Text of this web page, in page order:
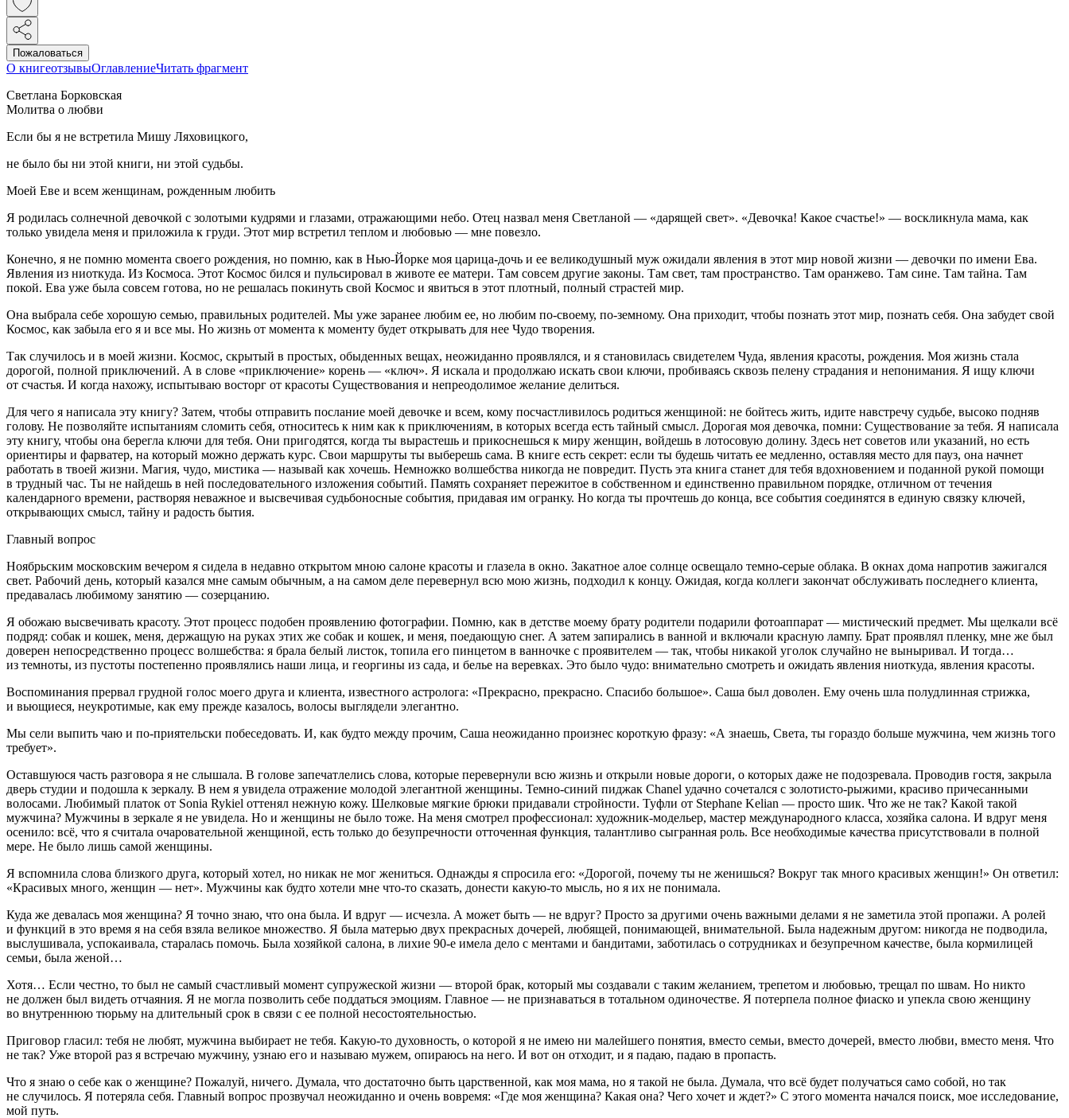
Пожаловаться
О книгеотзывыОглавлениеЧитать фрагмент
Светлана Борковская
Молитва о любви
Если бы я не встретила Мишу Ляховицкого,
не было бы ни этой книги, ни этой судьбы.
Моей Еве и всем женщинам, рожденным любить
Я родилась солнечной девочкой с золотыми кудрями и глазами, отражающими небо. Отец назвал меня Светланой — «дарящей свет». «Девочка! Какое счастье!» — воскликнула мама, как
только увидела меня и приложила к груди. Этот мир встретил теплом и любовью — мне повезло.
Конечно, я не помню момента своего рождения, но помню, как в Нью-Йорке моя царица-дочь и ее великодушный муж ожидали явления в этот мир новой жизни — девочки по имени Ева.
Явления из ниоткуда. Из Космоса. Этот Космос бился и пульсировал в животе ее матери. Там совсем другие законы. Там свет, там пространство. Там оранжево. Там сине. Там тайна. Там
покой. Ева уже была совсем готова, но не решалась покинуть свой Космос и явиться в этот плотный, полный страстей мир.
Она выбрала себе хорошую семью, правильных родителей. Мы уже заранее любим ее, но любим по-своему, по-земному. Она приходит, чтобы познать этот мир, познать себя. Она забудет свой
Космос, как забыла его я и все мы. Но жизнь от момента к моменту будет открывать для нее Чудо творения.
Так случилось и в моей жизни. Космос, скрытый в простых, обыденных вещах, неожиданно проявлялся, и я становилась свидетелем Чуда, явления красоты, рождения. Моя жизнь стала
дорогой, полной приключений. А в слове «приключение» корень — «ключ». Я искала и продолжаю искать свои ключи, пробиваясь сквозь пелену страдания и непонимания. Я ищу ключи
от счастья. И когда нахожу, испытываю восторг от красоты Существования и непреодолимое желание делиться.
Для чего я написала эту книгу? Затем, чтобы отправить послание моей девочке и всем, кому посчастливилось родиться женщиной: не бойтесь жить, идите навстречу судьбе, высоко подняв
голову. Не позволяйте испытаниям сломить себя, относитесь к ним как к приключениям, в которых всегда есть тайный смысл. Дорогая моя девочка, помни: Существование за тебя. Я написала
эту книгу, чтобы она берегла ключи для тебя. Они пригодятся, когда ты вырастешь и прикоснешься к миру женщин, войдешь в лотосовую долину. Здесь нет советов или указаний, но есть
ориентиры и фарватер, на который можно держать курс. Свои маршруты ты выберешь сама. В книге есть секрет: если ты будешь читать ее медленно, оставляя место для пауз, она начнет
работать в твоей жизни. Магия, чудо, мистика — называй как хочешь. Немножко волшебства никогда не повредит. Пусть эта книга станет для тебя вдохновением и поданной рукой помощи
в трудный час. Ты не найдешь в ней последовательного изложения событий. Память сохраняет пережитое в собственном и единственно правильном порядке, отличном от течения
календарного времени, растворяя неважное и высвечивая судьбоносные события, придавая им огранку. Но когда ты прочтешь до конца, все события соединятся в единую связку ключей,
открывающих смысл, тайну и радость бытия.
Главный вопрос
Ноябрьским московским вечером я сидела в недавно открытом мною салоне красоты и глазела в окно. Закатное алое солнце освещало темно-серые облака. В окнах дома напротив зажигался
свет. Рабочий день, который казался мне самым обычным, а на самом деле перевернул всю мою жизнь, подходил к концу. Ожидая, когда коллеги закончат обслуживать последнего клиента,
предавалась любимому занятию — созерцанию.
Я обожаю высвечивать красоту. Этот процесс подобен проявлению фотографии. Помню, как в детстве моему брату родители подарили фотоаппарат — мистический предмет. Мы щелкали всё
подряд: собак и кошек, меня, держащую на руках этих же собак и кошек, и меня, поедающую снег. А затем запирались в ванной и включали красную лампу. Брат проявлял пленку, мне же был
доверен непосредственно процесс волшебства: я брала белый листок, топила его пинцетом в ванночке с проявителем — так, чтобы никакой уголок случайно не выныривал. И тогда…
из темноты, из пустоты постепенно проявлялись наши лица, и георгины из сада, и белье на веревках. Это было чудо: внимательно смотреть и ожидать явления ниоткуда, явления красоты.
Воспоминания прервал грудной голос моего друга и клиента, известного астролога: «Прекрасно, прекрасно. Спасибо большое». Саша был доволен. Ему очень шла полудлинная стрижка,
и вьющиеся, неукротимые, как ему прежде казалось, волосы выглядели элегантно.
Мы сели выпить чаю и по-приятельски побеседовать. И, как будто между прочим, Саша неожиданно произнес короткую фразу: «А знаешь, Света, ты гораздо больше мужчина, чем жизнь того
требует».
Оставшуюся часть разговора я не слышала. В голове запечатлелись слова, которые перевернули всю жизнь и открыли новые дороги, о которых даже не подозревала. Проводив гостя, закрыла
дверь студии и подошла к зеркалу. В нем я увидела отражение молодой элегантной женщины. Темно-синий пиджак Chanel удачно сочетался с золотисто-рыжими, красиво причесанными
волосами. Любимый платок от Sonia Rykiel оттенял нежную кожу. Шелковые мягкие брюки придавали стройности. Туфли от Stephane Kelian — просто шик. Что же не так? Какой такой
мужчина? Мужчины в зеркале я не увидела. Но и женщины не было тоже. На меня смотрел профессионал: художник-модельер, мастер международного класса, хозяйка салона. И вдруг меня
осенило: всё, что я считала очаровательной женщиной, есть только до безупречности отточенная функция, талантливо сыгранная роль. Все необходимые качества присутствовали в полной
мере. Не было лишь самой женщины.
Я вспомнила слова близкого друга, который хотел, но никак не мог жениться. Однажды я спросила его: «Дорогой, почему ты не женишься? Вокруг так много красивых женщин!» Он ответил:
«Красивых много, женщин — нет». Мужчины как будто хотели мне что-то сказать, донести какую-то мысль, но я их не понимала.
Куда же девалась моя женщина? Я точно знаю, что она была. И вдруг — исчезла. А может быть — не вдруг? Просто за другими очень важными делами я не заметила этой пропажи. А ролей
и функций в это время я на себя взяла великое множество. Я была матерью двух прекрасных дочерей, любящей, понимающей, внимательной. Была надежным другом: никогда не подводила,
выслушивала, успокаивала, старалась помочь. Была хозяйкой салона, в лихие 90-е имела дело с ментами и бандитами, заботилась о сотрудниках и безупречном качестве, была кормилицей
семьи, была женой…
Хотя… Если честно, то был не самый счастливый момент супружеской жизни — второй брак, который мы создавали с таким желанием, трепетом и любовью, трещал по швам. Но никто
не должен был видеть отчаяния. Я не могла позволить себе поддаться эмоциям. Главное — не признаваться в тотальном одиночестве. Я потерпела полное фиаско и упекла свою женщину
во внутреннюю тюрьму на длительный срок в связи с ее полной несостоятельностью.
Приговор гласил: тебя не любят, мужчина выбирает не тебя. Какую-то духовность, о которой я не имею ни малейшего понятия, вместо семьи, вместо дочерей, вместо любви, вместо меня. Что
не так? Уже второй раз я встречаю мужчину, узнаю его и называю мужем, опираюсь на него. И вот он отходит, и я падаю, падаю в пропасть.
Что я знаю о себе как о женщине? Пожалуй, ничего. Думала, что достаточно быть царственной, как моя мама, но я такой не была. Думала, что всё будет получаться само собой, но так
не случилось. Я потеряла себя. Главный вопрос прозвучал неожиданно и очень вовремя: «Где моя женщина? Какая она? Чего хочет и ждет?» С этого момента начался поиск, мое исследование,
мой путь.